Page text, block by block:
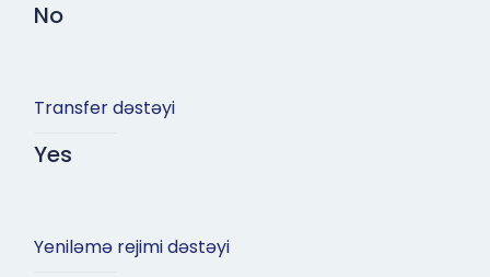
No
Transfer dəstəyi
Yes
Yeniləmə rejimi dəstəyi